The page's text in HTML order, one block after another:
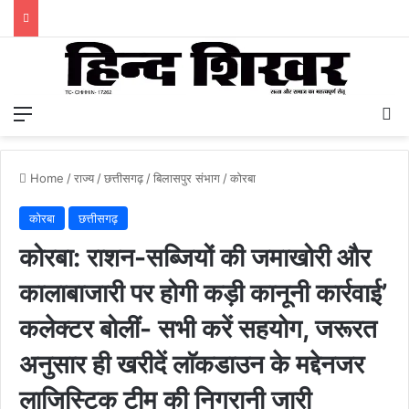
Home /राज्य/छत्तीसगढ़/बिलासपुर संभाग/कोरबा
कोरबा छत्तीसगढ़
कोरबा: राशन-सब्जियों की जमाखोरी और
कालाबाजारी पर होगी कड़ी कानूनी कार्रवाई’
कलेक्टर बोलीं- सभी करें सहयोग, जरूरत
अनुसार ही खरीदें लाॅकडाउन के मद्देनजर
लाजिस्टिक टीम की निगरानी जारी